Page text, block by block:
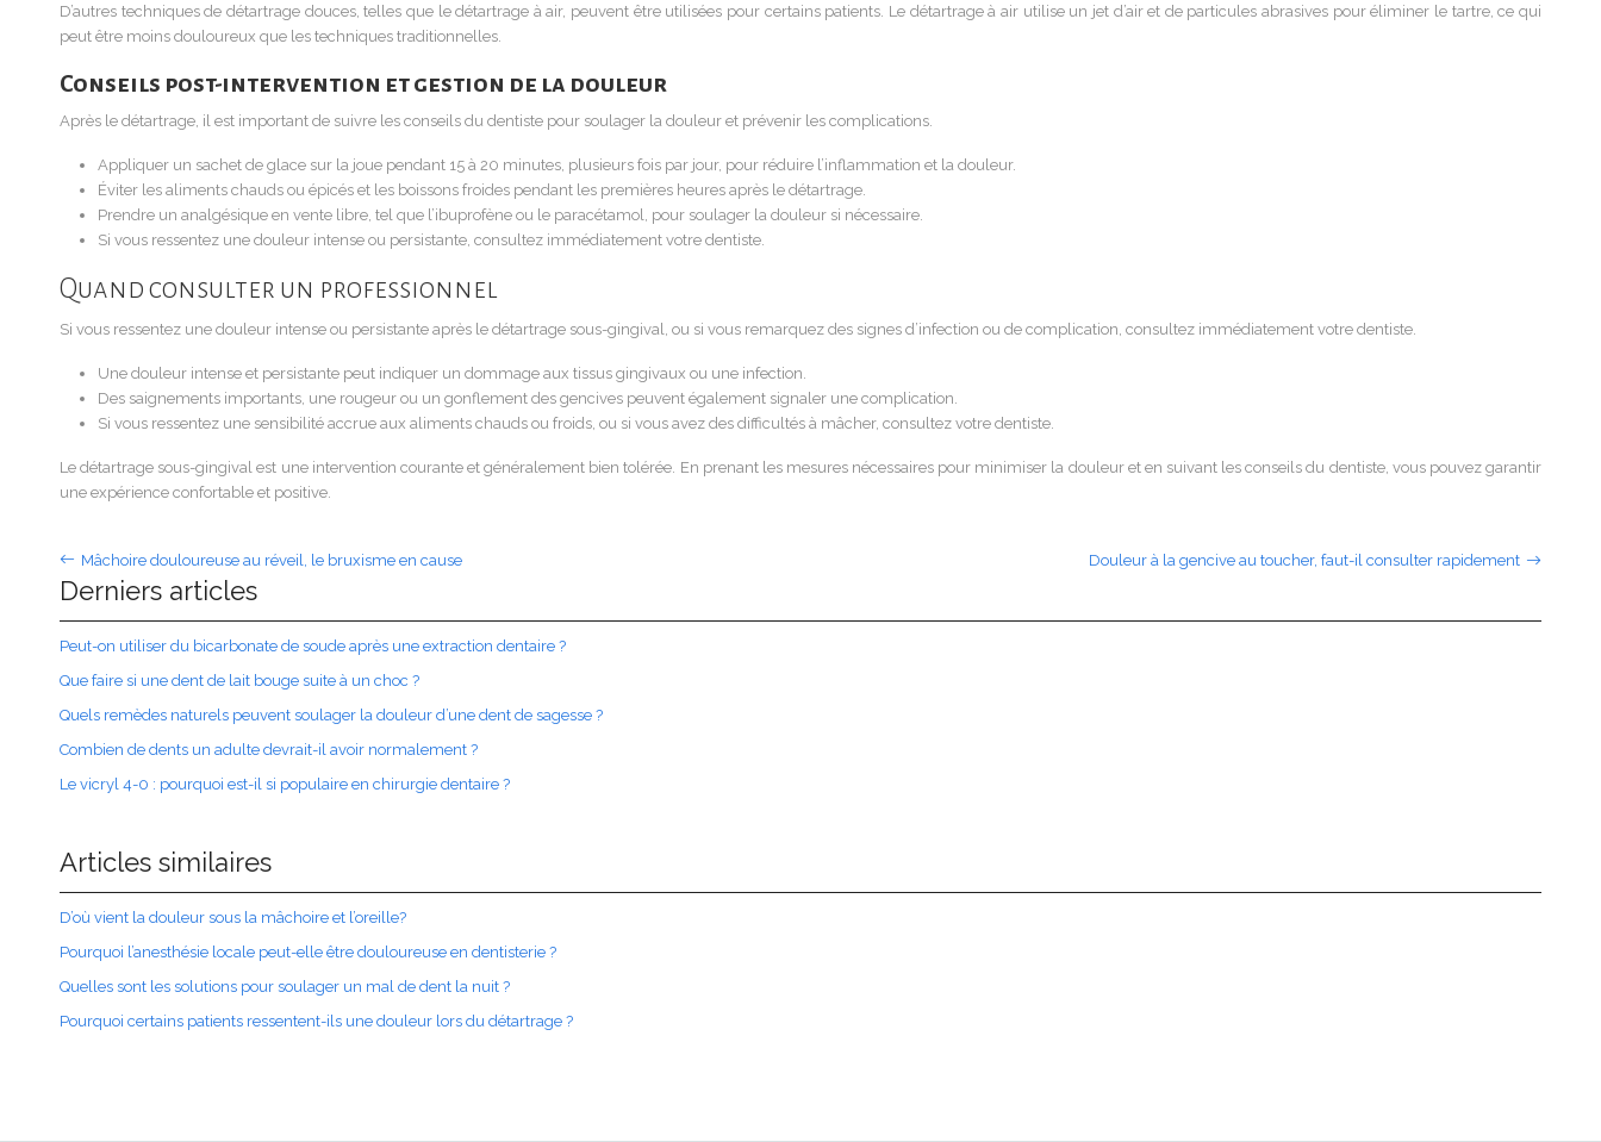
D’autres techniques de détartrage douces, telles que le détartrage à air, peuvent être utilisées pour certains patients. Le détartrage à air utilise un jet d’air et de particules abrasives pour éliminer le tartre, ce qui
peut être moins douloureux que les techniques traditionnelles.
Conseils post-intervention et gestion de la douleur
Après le détartrage, il est important de suivre les conseils du dentiste pour soulager la douleur et prévenir les complications.
Appliquer un sachet de glace sur la joue pendant 15 à 20 minutes, plusieurs fois par jour, pour réduire l’inflammation et la douleur.
Éviter les aliments chauds ou épicés et les boissons froides pendant les premières heures après le détartrage.
Prendre un analgésique en vente libre, tel que l’ibuprofène ou le paracétamol, pour soulager la douleur si nécessaire.
Si vous ressentez une douleur intense ou persistante, consultez immédiatement votre dentiste.
Quand consulter un professionnel
Si vous ressentez une douleur intense ou persistante après le détartrage sous-gingival, ou si vous remarquez des signes d’infection ou de complication, consultez immédiatement votre dentiste.
Une douleur intense et persistante peut indiquer un dommage aux tissus gingivaux ou une infection.
Des saignements importants, une rougeur ou un gonflement des gencives peuvent également signaler une complication.
Si vous ressentez une sensibilité accrue aux aliments chauds ou froids, ou si vous avez des difficultés à mâcher, consultez votre dentiste.
Le détartrage sous-gingival est une intervention courante et généralement bien tolérée. En prenant les mesures nécessaires pour minimiser la douleur et en suivant les conseils du dentiste, vous pouvez garantir
une expérience confortable et positive.
Mâchoire douloureuse au réveil, le bruxisme en cause Douleur à la gencive au toucher, faut-il consulter rapidement
Derniers articles
Peut-on utiliser du bicarbonate de soude après une extraction dentaire ?
Que faire si une dent de lait bouge suite à un choc ?
Quels remèdes naturels peuvent soulager la douleur d’une dent de sagesse ?
Combien de dents un adulte devrait-il avoir normalement ?
Le vicryl 4-0 : pourquoi est-il si populaire en chirurgie dentaire ?
Articles similaires
D’où vient la douleur sous la mâchoire et l’oreille?
Pourquoi l’anesthésie locale peut-elle être douloureuse en dentisterie ?
Quelles sont les solutions pour soulager un mal de dent la nuit ?
Pourquoi certains patients ressentent-ils une douleur lors du détartrage ?